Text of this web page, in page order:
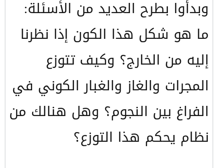
وبدأوا بطرح العديد من الأسئلة:
ما هو شكل هذا الكون إذا نظرنا
إليه من الخارج؟ وكيف تتوزع
المجرات والغاز والغبار الكوني في
الفراغ بين النجوم؟ وهل هنالك من
نظام يحكم هذا التوزع؟